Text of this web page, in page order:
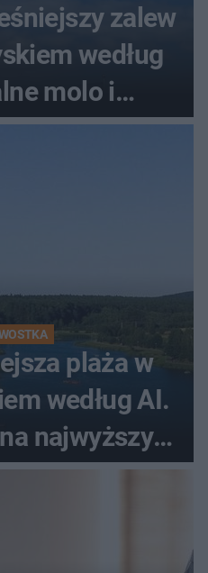
zalew
według
molo i
plaża w
według AI.
najwyższy